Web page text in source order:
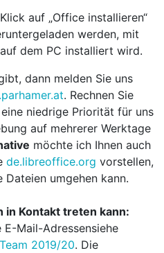
auf „Office installieren“
werden, mit
dem PC installiert wird.
dann melden Sie uns
. Rechnen Sie
niedrige Priorität für uns
auf mehrerer Werktage
möchte ich Ihnen auch
de.libreoffice.org vorstellen,
umgehen kann.
in Kontakt treten kann:
Mail-Adressensiehe
2019/20. Die